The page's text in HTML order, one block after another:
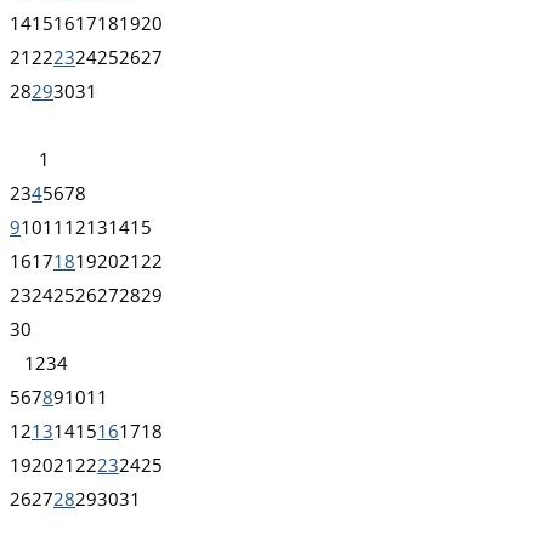
14151617181920
21 222324252627
28293031
1
2345678
91011 12131415
161718192021 22
23242526272829
30
1 234
567891011
12131415161718
192021 22232425
262728293031